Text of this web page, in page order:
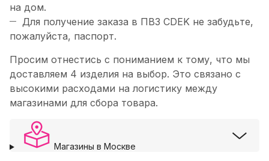
на дом.
Для получение заказа в ПВЗ CDEK не забудьте,
пожалуйста, паспорт.
Просим отнестись с пониманием к тому, что мы
доставляем 4 изделия на выбор. Это связано с
высокими расходами на логистику между
магазинами для сбора товара.
Магазины в Москве